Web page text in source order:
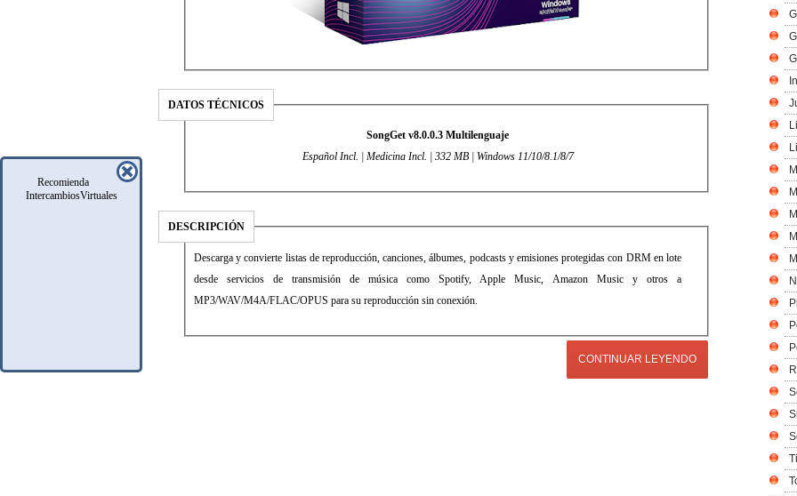
Recomienda
IntercambiosVirtuales
DATOS TÉCNICOS
SongGet v8.0.0.3 Multilenguaje
Español Incl. | Medicina Incl. | 332 MB | Windows 11/10/8.1/8/7
DESCRIPCIÓN
Descarga y convierte listas de reproducción, canciones, álbumes, podcasts y emisiones protegidas con DRM en lote
desde servicios de transmisión de música como Spotify, Apple Music, Amazon Music y otros a
MP3/WAV/M4A/FLAC/OPUS para su reproducción sin conexión.
CONTINUAR LEYENDO